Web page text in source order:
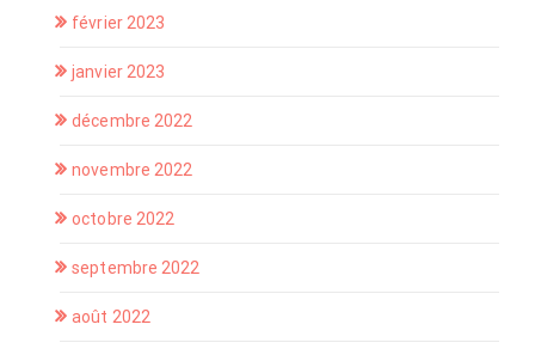
février 2023
janvier 2023
décembre 2022
novembre 2022
octobre 2022
septembre 2022
août 2022